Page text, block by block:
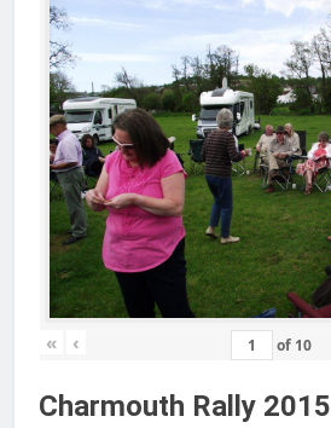
« ‹ of 10
Charmouth Rally 2015